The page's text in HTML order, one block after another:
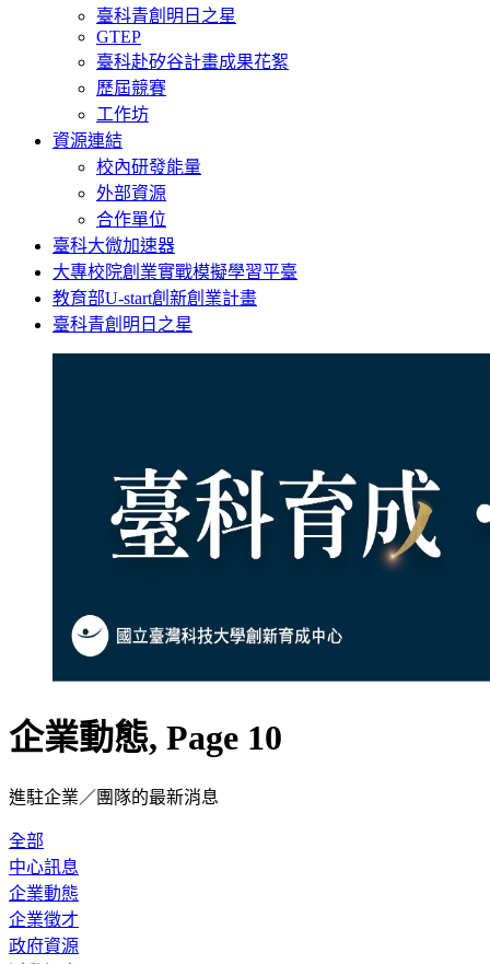
臺科青創明日之星
GTEP
臺科赴矽谷計畫成果花絮
歷屆競賽
工作坊
資源連結
校內研發能量
外部資源
合作單位
臺科大微加速器
大專校院創業實戰模擬學習平臺
教育部U-start創新創業計畫
臺科青創明日之星
企業動態, Page 10
進駐企業／團隊的最新消息
全部
中心訊息
企業動態
企業徵才
政府資源